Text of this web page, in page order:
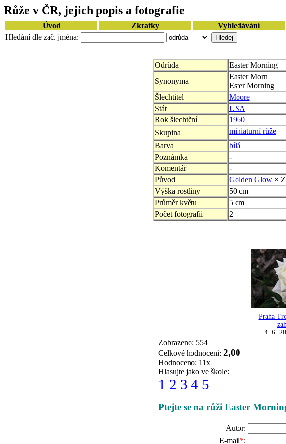
Růže v ČR, jejich popis a fotografie
Úvod Zkratky Vyhledávání
Hledání dle zač. jména:
Odrůda
Easter Morning
Synonyma
Easter Morn
Ester Morning
Šlechtitel
Moore
Stát
USA
Rok šlechtění
1960
Skupina
miniaturní růže
Barva
bílá
Poznámka
-
Komentář
-
Původ
Golden Glow×
Výška rostliny
50 cm
Průměr květu
5 cm
Počet fotografii
2
Praha
4. 6.
Zobrazeno: 554
Celkové hodnoceni: 2,00
Hodnoceno: 11x
Hlasujte jako ve škole:
1 2 3 4 5
Ptejte se na růži Easter
Autor:
E-mail*: